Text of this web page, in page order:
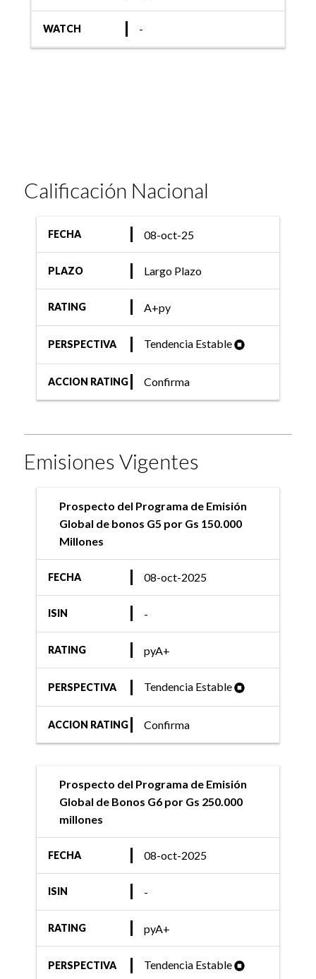
WATCH -
Calificación Nacional
FECHA 08-oct-25
PLAZO Largo Plazo
RATING A+py
PERSPECTIVA Tendencia Estable
ACCION RATING Confirma
Emisiones Vigentes
Prospecto del Programa de Emisión
Global de bonos G5 por Gs 150.000
Millones
FECHA 08-oct-2025
ISIN -
RATING pyA+
PERSPECTIVA Tendencia Estable
ACCION RATING Confirma
Prospecto del Programa de Emisión
Global de Bonos G6 por Gs 250.000
millones
FECHA 08-oct-2025
ISIN -
RATING pyA+
PERSPECTIVA Tendencia Estable